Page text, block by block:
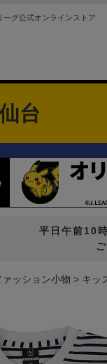
ーグ公式オンラインストア
台
平日午前10
ッション小物 キッ